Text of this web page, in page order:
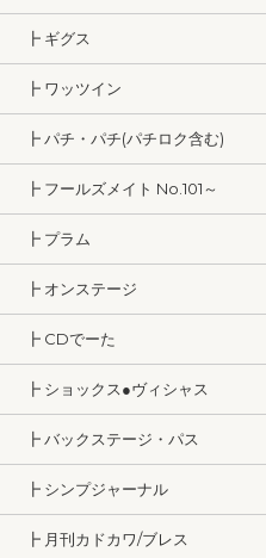
┣ ギグス
┣ ワッツイン
┣ パチ・パチ(パチロク含む)
┣ フールズメイト No.101～
┣ プラム
┣ オンステージ
┣ CDでーた
┣ ショックス●ヴィシャス
┣ バックステージ・パス
┣ シンプジャーナル
┣ 月刊カドカワ/ブレス